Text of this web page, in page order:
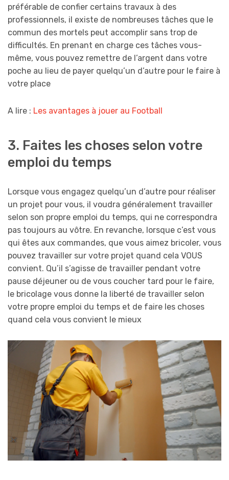
préférable de confier certains travaux à des
professionnels, il existe de nombreuses tâches que le
commun des mortels peut accomplir sans trop de
difficultés. En prenant en charge ces tâches vous-
même, vous pouvez remettre de l’argent dans votre
poche au lieu de payer quelqu’un d’autre pour le faire à
votre place
A lire : Les avantages à jouer au Football
3. Faites les choses selon votre
emploi du temps
Lorsque vous engagez quelqu’un d’autre pour réaliser
un projet pour vous, il voudra généralement travailler
selon son propre emploi du temps, qui ne correspondra
pas toujours au vôtre. En revanche, lorsque c’est vous
qui êtes aux commandes, que vous aimez bricoler, vous
pouvez travailler sur votre projet quand cela VOUS
convient. Qu’il s’agisse de travailler pendant votre
pause déjeuner ou de vous coucher tard pour le faire,
le bricolage vous donne la liberté de travailler selon
votre propre emploi du temps et de faire les choses
quand cela vous convient le mieux